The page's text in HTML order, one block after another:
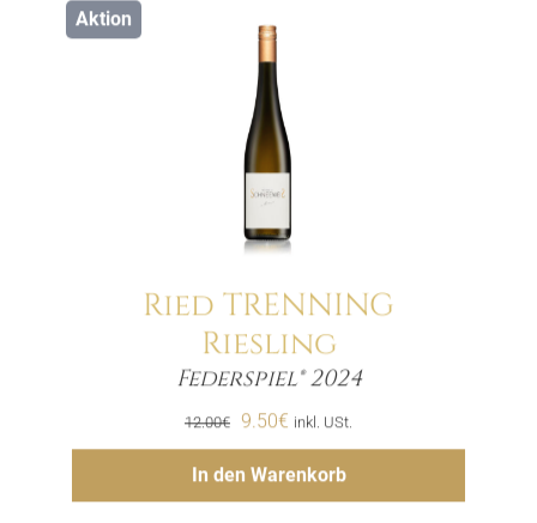
Aktion
Ried TRENNING
Riesling
Federspiel® 2024
12.00€
Ursprünglicher
Preis
war:
12.00€
9.50€ Aktueller
Preis
ist:
9.50€.
inkl. USt.
In den Warenkorb
Menge